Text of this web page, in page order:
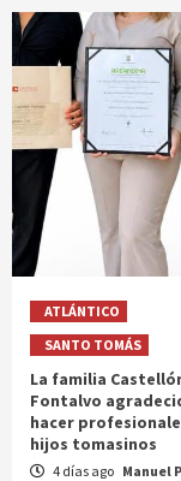
ATLÁNTICO
SANTO TOMÁS
La familia
Fontalvo
hacer
hijos tomasinos
4 días ago Manuel